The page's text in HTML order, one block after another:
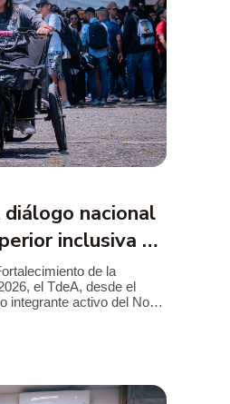
nacional
inclusiva y
de la
el TdeA, desde el
integrante activo del Nodo
Diálogos para